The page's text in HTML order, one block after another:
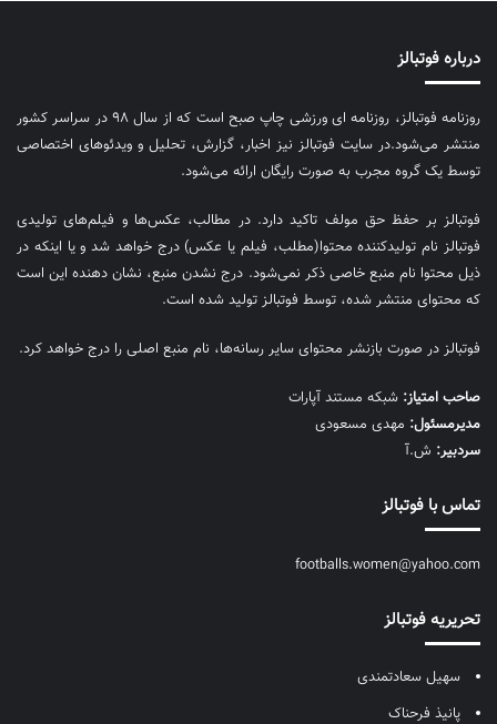
درباره فوتبالز
روزنامه فوتبالز، روزنامه ای ورزشی چاپ صبح است که از سال ۹۸ در سراسر کشور
منتشر می‌شود.در سایت فوتبالز نیز اخبار، گزارش، تحلیل و ویدئوهای اختصاصی
توسط یک گروه مجرب به صورت رایگان ارائه می‌شود.
فوتبالز بر حفظ حق مولف تاکید دارد. در مطالب، عکس‌ها و فیلم‌های تولیدی
فوتبالز نام تولیدکننده محتوا(مطلب، فیلم یا عکس) درج خواهد شد و یا اینکه در
ذیل محتوا نام منبع خاصی ذکر نمی‌‎شود. درج نشدن منبع، نشان دهنده این است
که محتوای منتشر شده، توسط فوتبالز تولید شده است.
فوتبالز در صورت بازنشر محتوای سایر رسانه‌ها، نام منبع اصلی را درج خواهد کرد.
صاحب امتیاز: شبکه مستند آپارات
مديرمسئول: مهدی مسعودی
سردبیر: ش.آ
تماس با فوتبالز
footballs.women@yahoo.com
تحریریه فوتبالز
سهیل سعادتمندی
پانیذ فرحناک